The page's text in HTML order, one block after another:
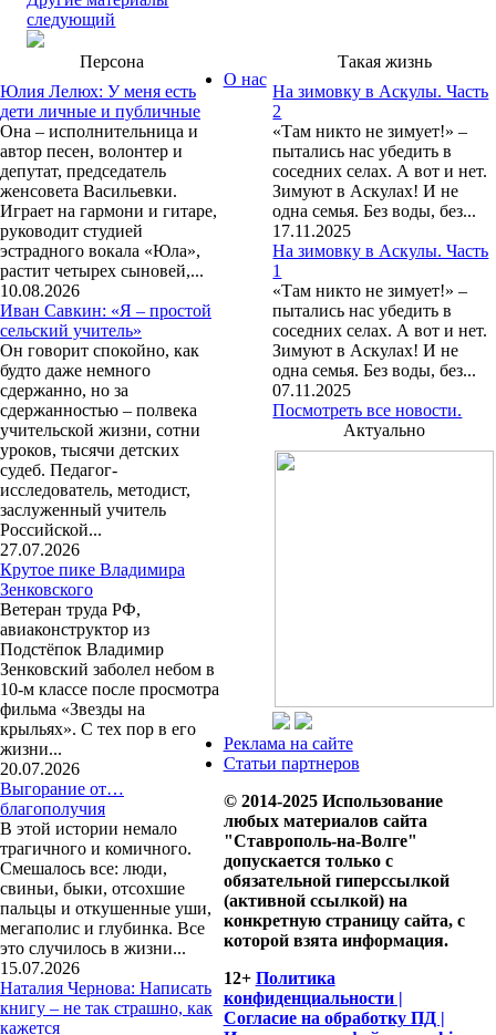
следующий
Персона
Юлия Лелюх: У меня есть
дети личные и публичные
Она – исполнительница и
автор песен, волонтер и
депутат, председатель
женсовета Васильевки.
Играет на гармони и гитаре,
руководит студией
эстрадного вокала «Юла»,
растит четырех сыновей,...
10.08.2026
Иван Савкин: «Я – простой
сельский учитель»
Он говорит спокойно, как
будто даже немного
сдержанно, но за
сдержанностью – полвека
учительской жизни, сотни
уроков, тысячи детских
судеб. Педагог-
исследователь, методист,
заслуженный учитель
Российской...
27.07.2026
Крутое пике Владимира
Зенковского
Ветеран труда РФ,
авиаконструктор из
Подстёпок Владимир
Зенковский заболел небом в
10-м классе после просмотра
фильма «Звезды на
крыльях». С тех пор в его
жизни...
20.07.2026
Выгорание от…
благополучия
В этой истории немало
трагичного и комичного.
Смешалось все: люди,
свиньи, быки, отсохшие
пальцы и откушенные уши,
мегаполис и глубинка. Все
это случилось в жизни...
15.07.2026
Наталия Чернова: Написать
книгу – не так страшно, как
кажется
Такая жизнь
На зимовку в Аскулы. Часть
2
«Там никто не зимует!» –
пытались нас убедить в
соседних селах. А вот и нет.
Зимуют в Аскулах! И не
одна семья. Без воды, без...
17.11.2025
На зимовку в Аскулы. Часть
1
«Там никто не зимует!» –
пытались нас убедить в
соседних селах. А вот и нет.
Зимуют в Аскулах! И не
одна семья. Без воды, без...
07.11.2025
Посмотреть все новости.
Актуально
О нас
Реклама на сайте
Статьи партнеров
© 2014-2025 Использование
любых материалов сайта
"Ставрополь-на-Волге"
допускается только с
обязательной гиперссылкой
(активной ссылкой) на
конкретную страницу сайта, с
которой взята информация.
12+ Политика
конфиденциальности |
Согласие на обработку ПД |